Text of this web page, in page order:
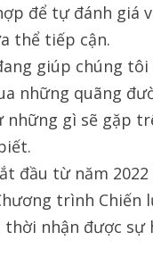
để tự đánh giá
thể tiếp cận.
giúp chúng
những quãng
gì sẽ gặp
đầu từ năm
trình
thời nhận được